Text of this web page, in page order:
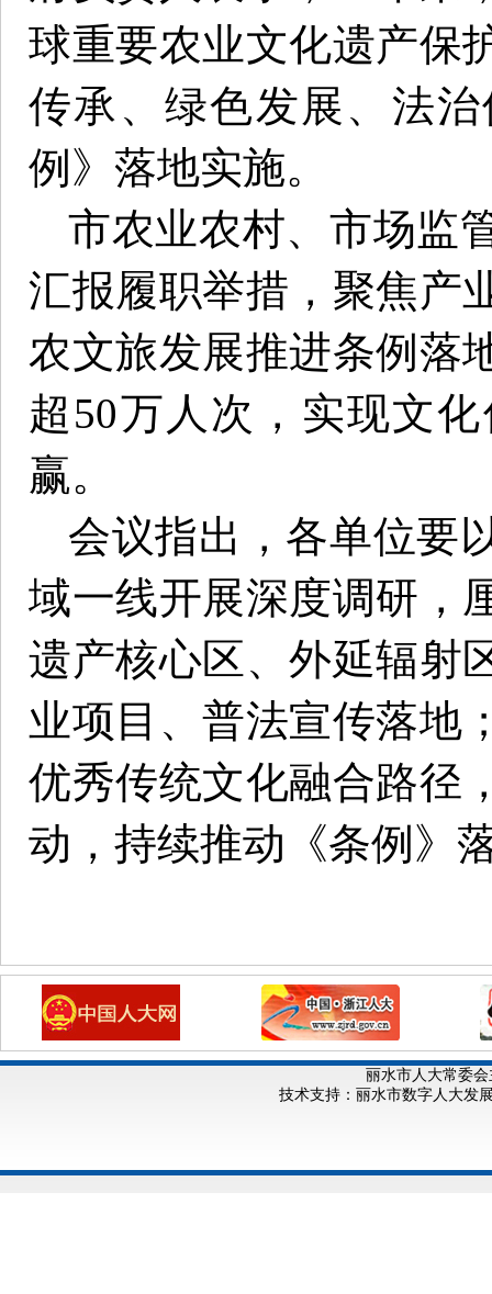
球重要农业文化遗产保
传承、绿色发展、法
例》落地实施。
市农业农村、市场监
汇报履职举措，聚焦产
农文旅发展推进条例落
超50万人次，实现文
赢。
会议指出，各单位要
域一线开展深度调研，
遗产核心区、外延辐射
业项目、普法宣传落地
优秀传统文化融合路径
动，持续推动《条例》
丽水市人大常委会
技术支持：丽水市数字人大发